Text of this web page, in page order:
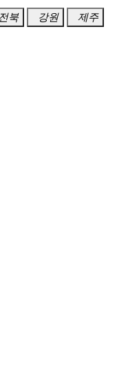
전북 강원 제주